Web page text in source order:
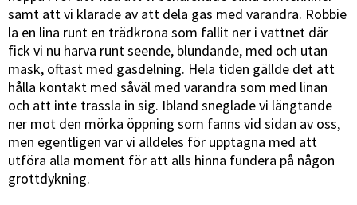
samt att vi klarade av att dela gas med varandra. Robbie
la en lina runt en trädkrona som fallit ner i vattnet där
fick vi nu harva runt seende, blundande, med och utan
mask, oftast med gasdelning. Hela tiden gällde det att
hålla kontakt med såväl med varandra som med linan
och att inte trassla in sig. Ibland sneglade vi längtande
ner mot den mörka öppning som fanns vid sidan av oss,
men egentligen var vi alldeles för upptagna med att
utföra alla moment för att alls hinna fundera på någon
grottdykning.